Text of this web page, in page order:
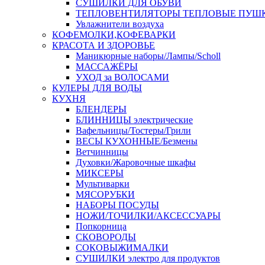
СУШИЛКИ ДЛЯ ОБУВИ
ТЕПЛОВЕНТИЛЯТОРЫ ТЕПЛОВЫЕ
Увлажнители воздуха
КОФЕМОЛКИ,КОФЕВАРКИ
КРАСОТА И ЗДОРОВЬЕ
Маникюрные наборы/Лампы/Scholl
МАССАЖЁРЫ
УХОД за ВОЛОСАМИ
КУЛЕРЫ ДЛЯ ВОДЫ
КУХНЯ
БЛЕНДЕРЫ
БЛИННИЦЫ электрические
Вафельницы/Тостеры/Грили
ВЕСЫ КУХОННЫЕ/Безмены
Ветчинницы
Духовки/Жаровочные шкафы
МИКСЕРЫ
Мультиварки
МЯСОРУБКИ
НАБОРЫ ПОСУДЫ
НОЖИ/ТОЧИЛКИ/АКСЕССУАРЫ
Попкорница
СКОВОРОДЫ
СОКОВЫЖИМАЛКИ
СУШИЛКИ электро для продуктов